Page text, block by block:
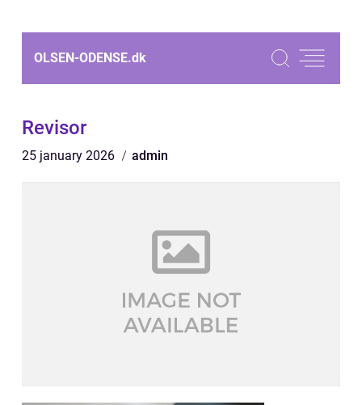
OLSEN-ODENSE.dk
Revisor
25 january 2026 admin